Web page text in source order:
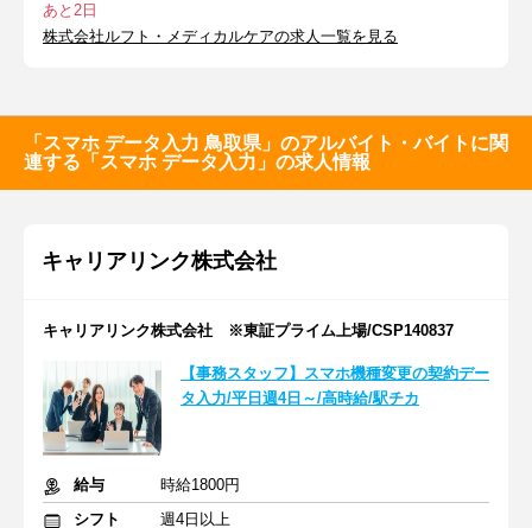
あと2日
株式会社ルフト・メディカルケアの求人一覧を見る
「スマホ データ入力 鳥取県」のアルバイト・バイトに関
連する「スマホ データ入力」の求人情報
キャリアリンク株式会社
キャリアリンク株式会社 ※東証プライム上場/CSP140837
【事務スタッフ】スマホ機種変更の契約デー
タ入力/平日週4日～/高時給/駅チカ
給与
時給1800円
シフト
週4日以上